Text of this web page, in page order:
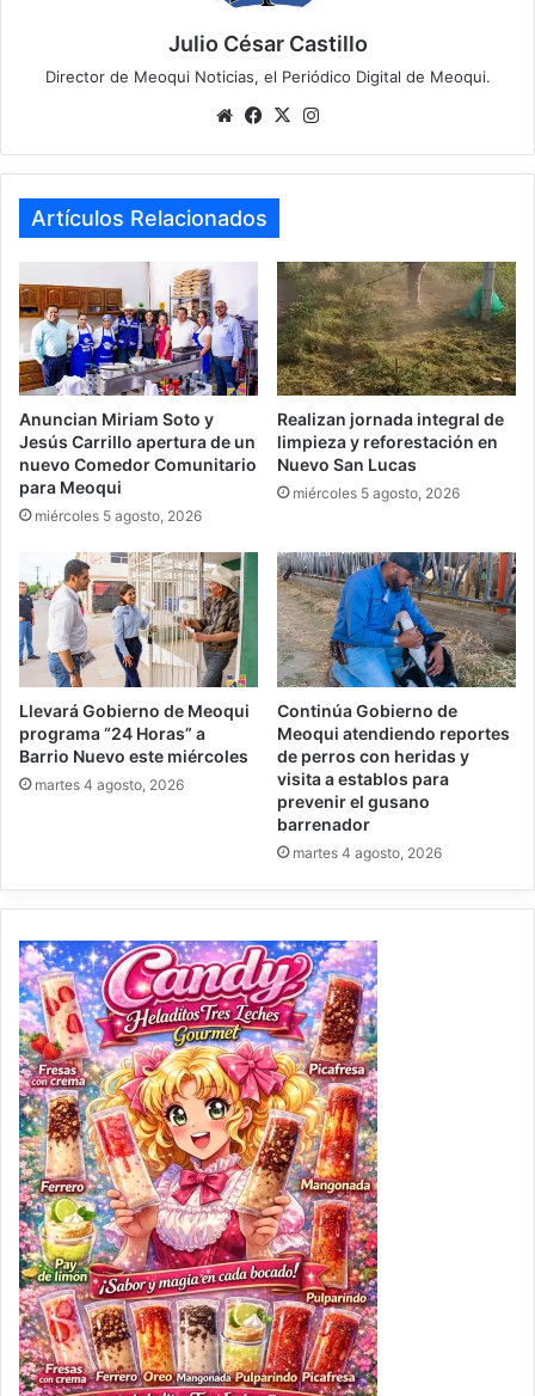
Julio César Castillo
Director de Meoqui Noticias, el Periódico Digital de Meoqui.
WebsiteFacebook
X
Artículos Relacionados
Anuncian Miriam Soto y
Jesús Carrillo apertura de un
nuevo Comedor Comunitario
para Meoqui
miércoles 5 agosto, 2026
Realizan jornada integral de
limpieza y reforestación en
Nuevo San Lucas
miércoles 5 agosto, 2026
Llevará Gobierno de Meoqui
programa “24 Horas” a
Barrio Nuevo este miércoles
martes 4 agosto, 2026
Continúa Gobierno de
Meoqui atendiendo reportes
de perros con heridas y
visita a establos para
prevenir el gusano
barrenador
martes 4 agosto, 2026